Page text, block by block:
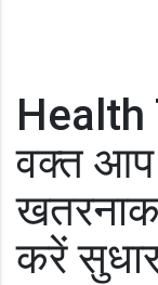
Health
वक्त आप
करें